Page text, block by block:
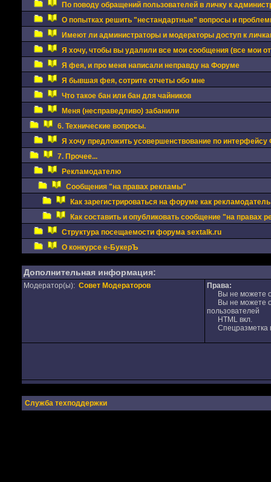
По поводу обращений пользователей в личку к
О попытках решить "нестандартные" вопросы и
Имеют ли администраторы и модераторы доступ к
Я хочу, чтобы вы удалили все мои сообщения (все мои
Я фея, и про меня написали неправду на Форуме
Я бывшая фея, сотрите отчеты обо мне
Что такое бан или бан для чайников
Меня (несправедливо) забанили
6. Технические вопросы.
Я хочу предложить усовершенствование по интерфейсу
7. Прочее...
Рекламодателю
Сообщения "на правах рекламы"
Как зарегистрироваться на форуме как рекламодатель
Как составить и опубликовать сообщение "на правах
Структура посещаемости форума sextalk.ru
О конкурсе е-БукерЪ
Дополнительная информация:
Модератор(ы): Совет Модераторов
Права:
Вы не можете
Вы не можете
пользователей
HTML вкл.
Спецразметка
Служба техподдержки